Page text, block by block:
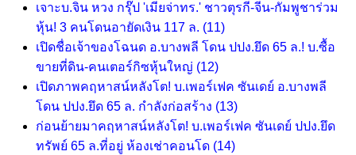
เจาะบ.จิน หวง กรุ๊ป 'เมียจ่าทร.' ชาวตุรกี-จีน-กัมพูชาร่วม
หุ้น! 3 คนโดนอายัดเงิน 117 ล. (11)
เปิดชื่อเจ้าของโฉนด อ.บางพลี โดน ปปง.ยึด 65 ล.! บ.ซื้อ
ขายที่ดิน-คนเตอร์กิซหุ้นใหญ่ (12)
เปิดภาพคฤหาสน์หลังโต! บ.เพอร์เฟค ซันเดย์ อ.บางพลี
โดน ปปง.ยึด 65 ล. กำลังก่อสร้าง (13)
ก่อนย้ายมาคฤหาสน์หลังโต! บ.เพอร์เฟค ซันเดย์ ปปง.ยึด
ทรัพย์ 65 ล.ที่อยู่ ห้องเช่าคอนโด (14)